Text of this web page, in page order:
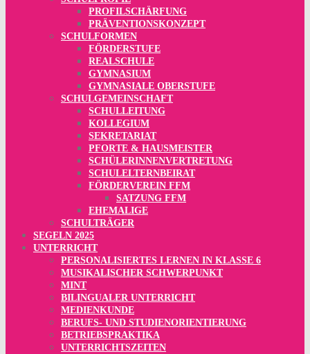
PROFILSCHÄRFUNG
PRÄVENTIONSKONZEPT
SCHULFORMEN
FÖRDERSTUFE
REALSCHULE
GYMNASIUM
GYMNASIALE OBERSTUFE
SCHULGEMEINSCHAFT
SCHULLEITUNG
KOLLEGIUM
SEKRETARIAT
PFORTE & HAUSMEISTER
SCHÜLERINNENVERTRETUNG
SCHULELTERNBEIRAT
FÖRDERVEREIN FFM
SATZUNG FFM
EHEMALIGE
SCHULTRÄGER
SEGELN 2025
UNTERRICHT
PERSONALISIERTES LERNEN IN KLASSE 6
MUSIKALISCHER SCHWERPUNKT
MINT
BILINGUALER UNTERRICHT
MEDIENKUNDE
BERUFS- UND STUDIENORIENTIERUNG
BETRIEBSPRAKTIKA
UNTERRICHTSZEITEN